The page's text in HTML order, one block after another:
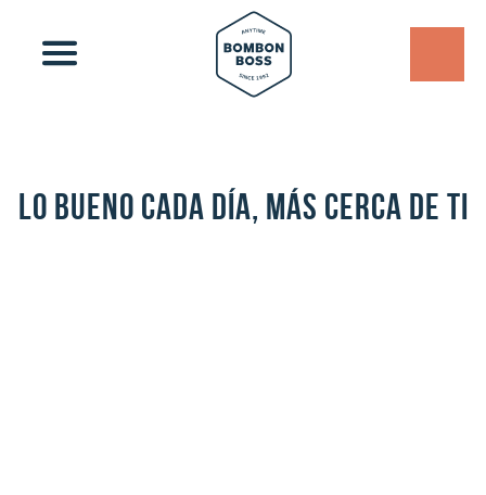
LO BUENO CADA DÍA, MÁS CERCA DE TI